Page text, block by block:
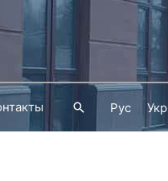
ПоискРус Укр